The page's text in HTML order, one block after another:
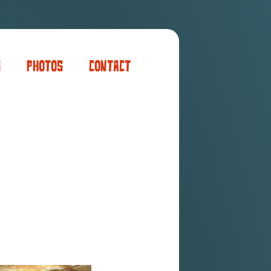
Photos Contact